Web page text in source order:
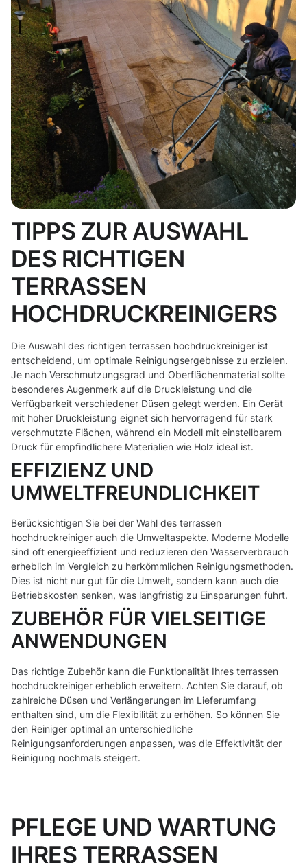
TIPPS ZUR AUSWAHL
DES RICHTIGEN
TERRASSEN
HOCHDRUCKREINIGERS
Die Auswahl des richtigen terrassen hochdruckreiniger ist
entscheidend, um optimale Reinigungsergebnisse zu erzielen.
Je nach Verschmutzungsgrad und Oberflächenmaterial sollte
besonderes Augenmerk auf die Druckleistung und die
Verfügbarkeit verschiedener Düsen gelegt werden. Ein Gerät
mit hoher Druckleistung eignet sich hervorragend für stark
verschmutzte Flächen, während ein Modell mit einstellbarem
Druck für empfindlichere Materialien wie Holz ideal ist.
EFFIZIENZ UND
UMWELTFREUNDLICHKEIT
Berücksichtigen Sie bei der Wahl des terrassen
hochdruckreiniger auch die Umweltaspekte. Moderne Modelle
sind oft energieeffizient und reduzieren den Wasserverbrauch
erheblich im Vergleich zu herkömmlichen Reinigungsmethoden.
Dies ist nicht nur gut für die Umwelt, sondern kann auch die
Betriebskosten senken, was langfristig zu Einsparungen führt.
ZUBEHÖR FÜR VIELSEITIGE
ANWENDUNGEN
Das richtige Zubehör kann die Funktionalität Ihres terrassen
hochdruckreiniger erheblich erweitern. Achten Sie darauf, ob
zahlreiche Düsen und Verlängerungen im Lieferumfang
enthalten sind, um die Flexibilität zu erhöhen. So können Sie
den Reiniger optimal an unterschiedliche
Reinigungsanforderungen anpassen, was die Effektivität der
Reinigung nochmals steigert.
PFLEGE UND WARTUNG
IHRES TERRASSEN